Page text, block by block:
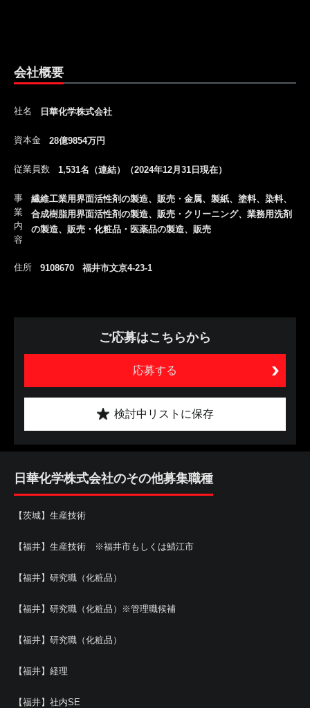
会社概要
社名 日華化学株式会社
資本金 28億9854万円
従業員数 1,531名（連結）（2024年12月31日現在）
事
業
内
容
繊維工業用界面活性剤の製造、販売・金属、製紙、塗料、染料、
合成樹脂用界面活性剤の製造、販売・クリーニング、業務用洗剤
の製造、販売・化粧品・医薬品の製造、販売
住所 9108670 福井市文京4-23-1
ご応募はこちらから
応募する
検討中リストに保存
日華化学株式会社のその他募集職種
【茨城】生産技術
【福井】生産技術 ※福井市もしくは鯖江市
【福井】研究職（化粧品）
【福井】研究職（化粧品）※管理職候補
【福井】研究職（化粧品）
【福井】経理
【福井】社内SE